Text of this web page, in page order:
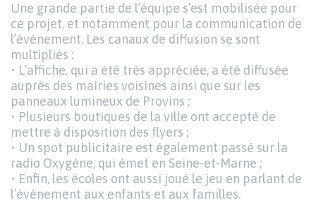
Une grande partie de l’équipe s’est mobilisée pour
ce projet, et notamment pour la communication de
l’événement. Les canaux de diffusion se sont
multipliés :
• L’affiche, qui a été très appréciée, a été diffusée
auprès des mairies voisines ainsi que sur les
panneaux lumineux de Provins ;
• Plusieurs boutiques de la ville ont accepté de
mettre à disposition des flyers ;
• Un spot publicitaire est également passé sur la
radio Oxygène, qui émet en Seine-et-Marne ;
• Enfin, les écoles ont aussi joué le jeu en parlant de
l’événement aux enfants et aux familles.